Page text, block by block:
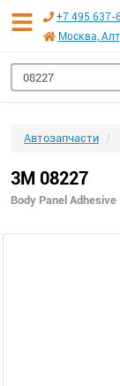
+7 495 637-
Москва,
Автозапчасти
3M 08227
Body Panel Adhesive